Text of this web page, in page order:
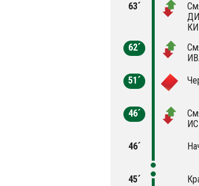
63´
62´
51´
46´
46´
45´